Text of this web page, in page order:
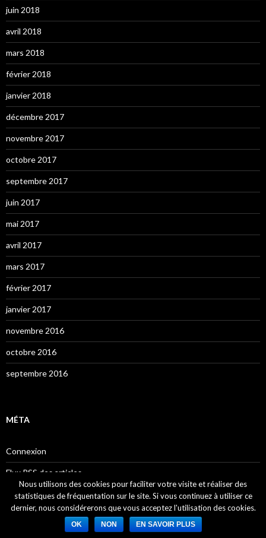
juin 2018
avril 2018
mars 2018
février 2018
janvier 2018
décembre 2017
novembre 2017
octobre 2017
septembre 2017
juin 2017
mai 2017
avril 2017
mars 2017
février 2017
janvier 2017
novembre 2016
octobre 2016
septembre 2016
MÉTA
Connexion
Flux RSS des articles
RSSdes commentaires
Site de WordPress-FR
Nous utilisons des cookies pour faciliter votre visite et réaliser des
statistiques de fréquentation sur le site. Si vous continuez à utiliser ce
dernier, nous considérerons que vous acceptez l'utilisation des cookies.
OK NON EN SAVOIR PLUS